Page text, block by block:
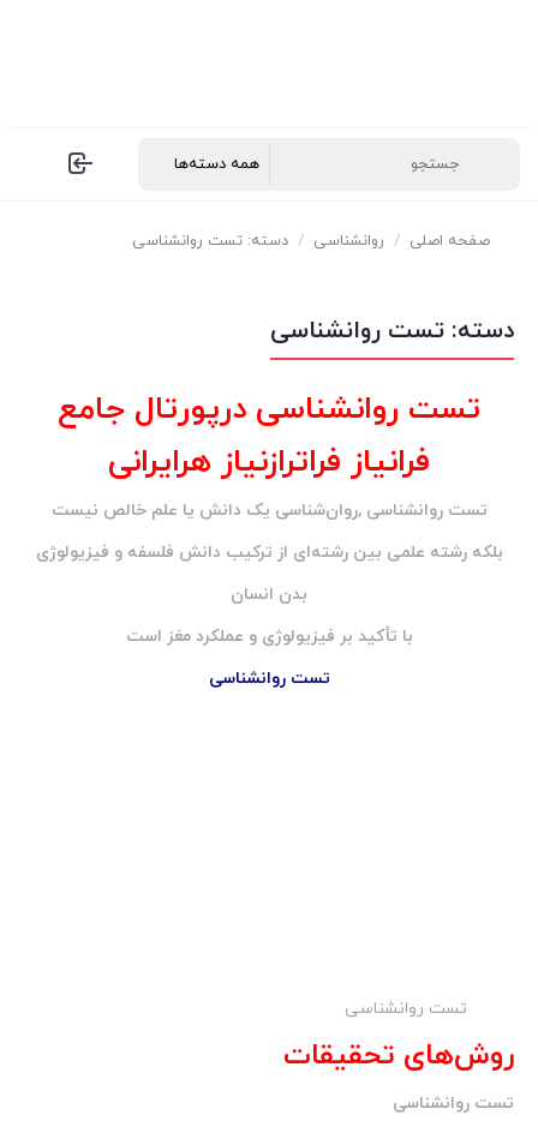
صفحه اصلی / روانشناسی / دسته: تست روانشناسی
دسته: تست روانشناسی
تست روانشناسی درپورتال جامع
فرانیاز فراترازنیاز هرایرانی
تست روانشناسی ,روان‌شناسی یک دانش یا علم خالص نیست
بلکه رشته علمی بین رشته‌ای از ترکیب دانش فلسفه و فیزیولوژی
بدن انسان
با تأکید بر فیزیولوژی و عملکرد مغز است
تست روانشناسی
تست روانشناسی
روش‌های تحقیقات
تست روانشناسی